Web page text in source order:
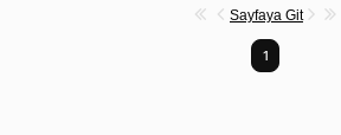
Sayfaya Git
1